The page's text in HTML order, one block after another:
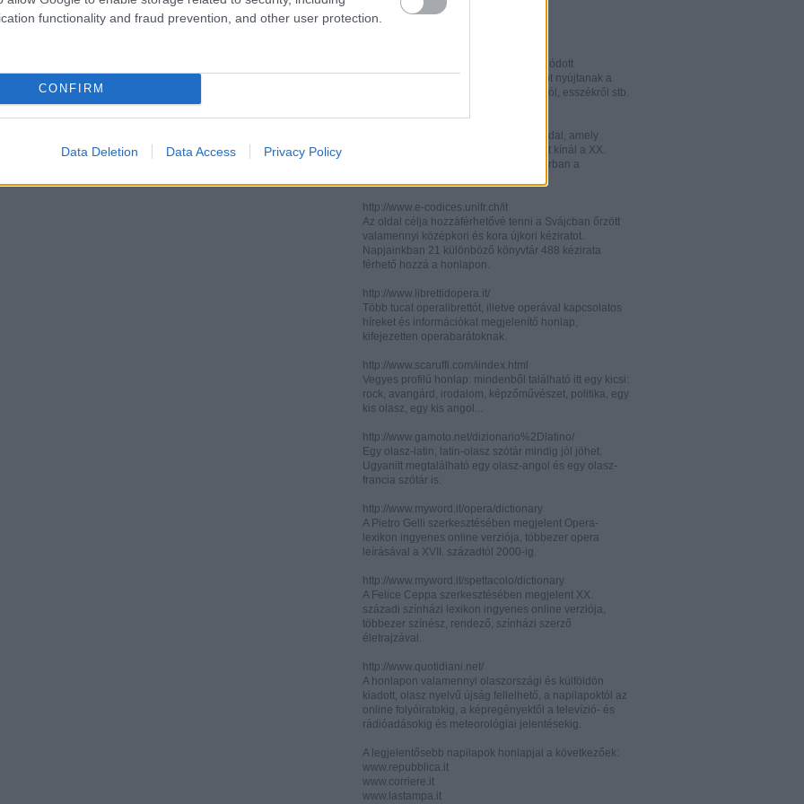
functionality and fraud prevention, and other user protection.
CONFIRM
Data Deletion Data Access Privacy Policy
http://www.italianistica.info/
Két, italianisztikai kutatásra specializálódott
információs portál - számos információt nyújtanak a
legújabb publikációkról, konferenciákról, esszékről stb.
http://digilander.libero.it/letteratura/
Könnyen áttkinthető irodalomkritikai oldal, amely
műelemzéseket és szerzői életrajzokat kínál a XX.
század elejéről. Célközönsége elsősorban a
http://www.e-codices.unifr.ch/it
Az oldal célja hozzáférhetővé tenni a Svájcban őrzött
valamennyi középkori és kora újkori kéziratot.
Napjainkban 21 különböző könyvtár 488 kézirata
férhető hozzá a honlapon.
http://www.librettidopera.it/
Több tucat operalibrettót, illetve operával kapcsolatos
híreket és információkat megjelenítő honlap,
kifejezetten operabarátoknak.
http://www.scaruffi.com/iindex.html
Vegyes profilú honlap: mindenből található itt egy kicsi:
rock, avangárd, irodalom, képzőművészet, politika, egy
kis olasz, egy kis angol...
http://www.gamoto.net/dizionario%2Dlatino/
Egy olasz-latin, latin-olasz szótár mindig jól jöhet.
Ugyanitt megtalálható egy olasz-angol és egy olasz-
francia szótár is.
http://www.myword.it/opera/dictionary
A Pietro Gelli szerkesztésében megjelent Opera-
lexikon ingyenes online verziója, többezer opera
leírásával a XVII. századtól 2000-ig.
http://www.myword.it/spettacolo/dictionary
A Felice Ceppa szerkesztésében megjelent XX.
századi színházi lexikon ingyenes online verziója,
többezer színész, rendező, színházi szerző
életrajzával.
http://www.quotidiani.net/
A honlapon valamennyi olaszországi és külföldön
kiadott, olasz nyelvű újság fellelhető, a napilapoktól az
online folyóiratokig, a képregényektől a televízió- és
rádióadásokig és meteorológiai jelentésekig.
A legjelentősebb napilapok honlapjai a következőek:
www.repubblica.it
www.corriere.it
www.lastampa.it